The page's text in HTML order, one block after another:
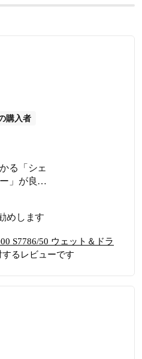
購入者
る「シェ
」が良の
ですが、
、不適格
めします
S7786/50 ウェット＆ドラ
するレビューです